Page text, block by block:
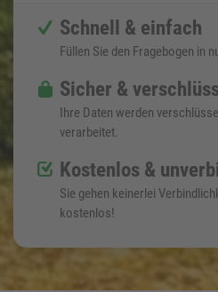
Schnell & einfach
Füllen Sie den Fragebogen in
Sicher &
Ihre Daten werden
verarbeitet.
Kostenlos &
Sie gehen keinerlei
kostenlos!